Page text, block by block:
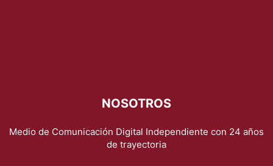
NOSOTROS
Medio de Comunicación Digital Independiente con 24 años
de trayectoria